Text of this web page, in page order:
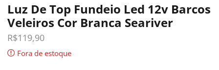
Luz De Top Fundeio Led 12v Barcos
Veleiros Cor Branca Seariver
R$119,90
Fora de estoque